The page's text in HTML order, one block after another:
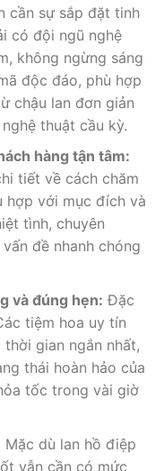
cần sự sắp đặt tinh
có đội ngũ nghệ
không ngừng sáng
độc đáo, phù hợp
chậu lan đơn giản
thuật cầu kỳ.
hàng tận tâm:
tiết về cách chăm
hợp với mục đích và
tình, chuyên
đề nhanh chóng
và đúng hẹn: Đặc
tiệm hoa uy tín
gian ngắn nhất,
thái hoàn hảo của
tốc trong vài giờ
Mặc dù lan hồ điệp
vẫn cần có mức